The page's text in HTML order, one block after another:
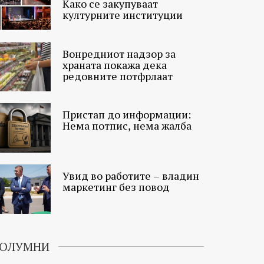
Како се закупуваат
културните институции
Вонредниот надзор за
храната покажа дека
редовните потфрлаат
Пристап до информации:
Нема потпис, нема жалба
Увид во работите – владин
маркетинг без повод